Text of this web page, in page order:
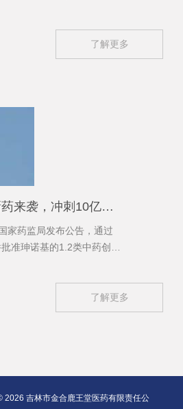
了解更多
抗肿瘤中成药1类新药来袭，冲刺10亿大品种！TOP10排位生变，两大产品大涨超40%
家药监局发布公告，通过
准珅诺基的1.2类中药创新
了解更多
2026 吉林市金合鹿王堂医药有限责任公